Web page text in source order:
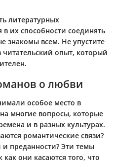
литературных
их способности соединять
знакомы всем. Не упустите
читательский опыт, который
о любви
особое место в
многие вопросы, которые
и в разных культурах.
романтические связи?
преданности? Эти темы
как они касаются того, что